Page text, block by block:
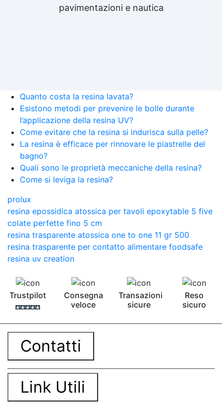
pavimentazioni e nautica
Quanto costa la resina lavata?
Esistono metodi per prevenire le bolle durante
l’applicazione della resina UV?
Come evitare che la resina si indurisca sulla pelle?
La resina è efficace per rinnovare le piastrelle del
bagno?
Quali sono le proprietà meccaniche della resina?
Come si leviga la resina?
prolux
resina epossidica atossica per tavoli epoxytable 5 five
colate perfette fino 5 cm
resina trasparente atossica one to one 11 gr 500
resina trasparente per contatto alimentare foodsafe
resina uv creation
Trustpilot
Consegna
veloce
Transazioni
sicure
Reso
sicuro
Contatti
Link Utili